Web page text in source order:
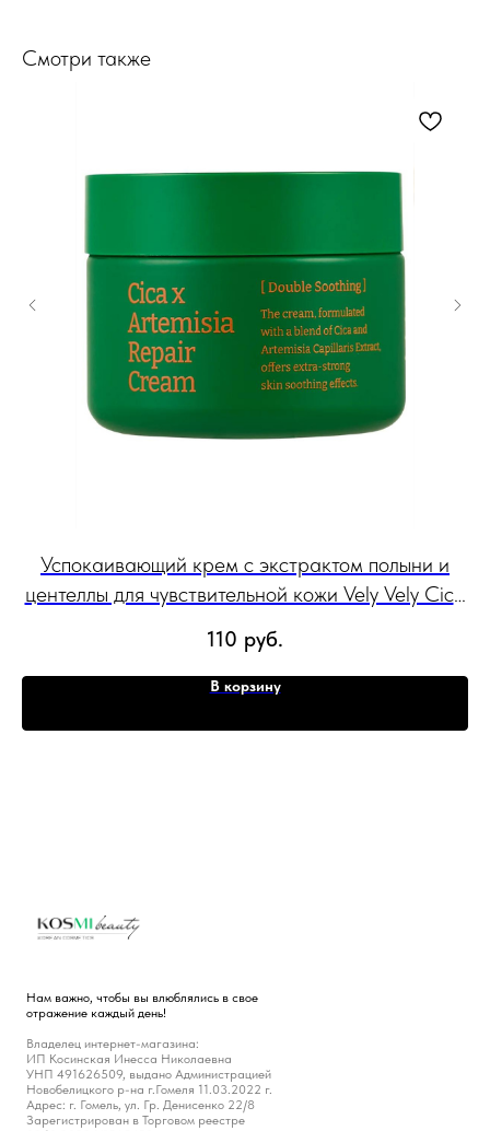
Смотри также
Успокаивающий крем с экстрактом полыни и
центеллы для чувствительной кожи Vely Vely Cica
Х Artemisia Repair Cream 60 мл
110 руб.
В корзину
Нам важно, чтобы вы влюблялись в свое
отражение каждый день!
Владелец интернет-магазина:
ИП Косинская Инесса Николаевна
УНП 491626509, выдано Администрацией
Новобелицкого р-на г.Гомеля 11.03.2022 г.
Адрес: г. Гомель, ул. Гр. Денисенко 22/8
Зарегистрирован в Торговом реестре